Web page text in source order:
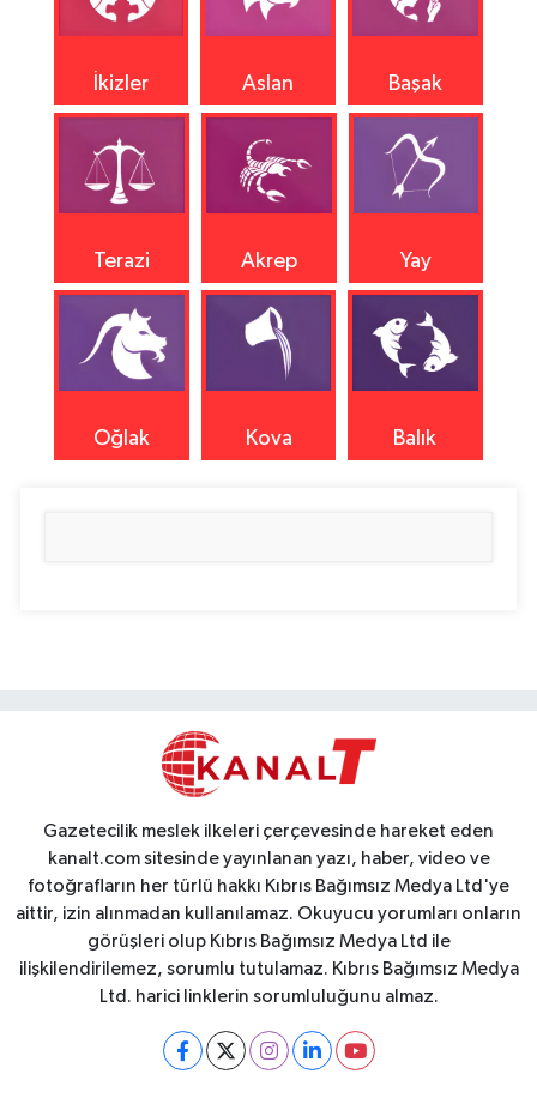
İkizler Aslan Başak
Terazi Akrep Yay
Oğlak Kova Balık
Gazetecilik meslek ilkeleri çerçevesinde hareket eden
kanalt.com sitesinde yayınlanan yazı, haber, video ve
fotoğrafların her türlü hakkı Kıbrıs Bağımsız Medya Ltd'ye
aittir, izin alınmadan kullanılamaz. Okuyucu yorumları onların
görüşleri olup Kıbrıs Bağımsız Medya Ltd ile
ilişkilendirilemez, sorumlu tutulamaz. Kıbrıs Bağımsız Medya
Ltd. harici linklerin sorumluluğunu almaz.